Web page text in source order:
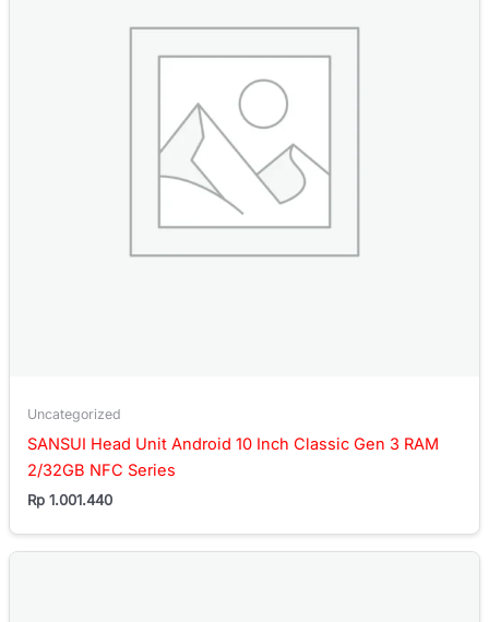
Uncategorized
SANSUI Head Unit Android 10 Inch Classic Gen 3 RAM
2/32GB NFC Series
Rp 1.001.440